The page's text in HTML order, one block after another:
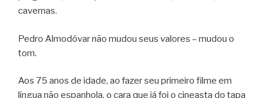
cavernas.
Pedro Almodóvar não mudou seus valores – mudou o
tom.
Aos 75 anos de idade, ao fazer seu primeiro filme em
língua não espanhola, o cara que já foi o cineasta do tapa